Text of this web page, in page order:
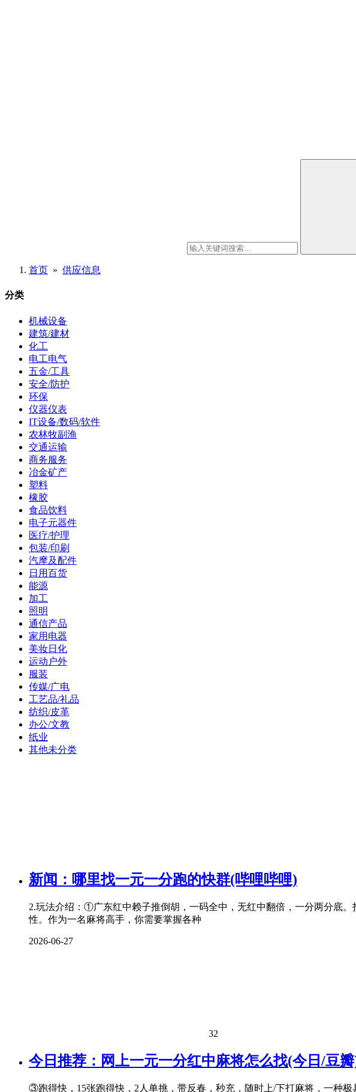
首页 » 供应信息
分类
机械设备
建筑/建材
化工
电工电气
五金/工具
安全/防护
环保
仪器仪表
IT设备/数码/软件
农林牧副渔
交通运输
商务服务
冶金矿产
塑料
橡胶
食品饮料
电子元器件
医疗/护理
包装/印刷
汽摩及配件
日用百货
能源
加工
照明
通信产品
家用电器
美妆日化
运动户外
服装
传媒/广电
工艺品/礼品
纺织/皮革
办公/文教
纸业
其他未分类
新闻：哪里找一元一分跑的快群(哔哩哔哩)
2.玩法介绍：①广东红中赖子推倒胡，一码全中，无红中翻倍，一分两分底
性。作为一名麻将高手，你需要掌握各种
2026-06-27
32
今日推荐：网上一元一分红中麻将怎么找(今日/豆
③跑得快，15张跑得快，2人单挑，带反春，秒充，随时上/下打麻将，一种